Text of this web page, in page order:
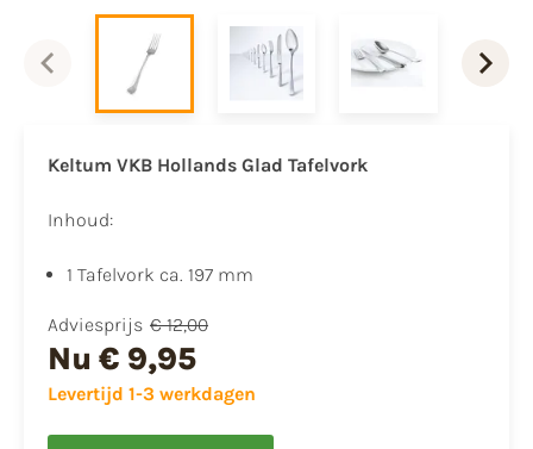
Keltum VKB Hollands Glad Tafelvork
Inhoud:
1 Tafelvork ca. 197 mm
Adviesprijs € 12,00
Nu € 9,95
Levertijd 1-3 werkdagen